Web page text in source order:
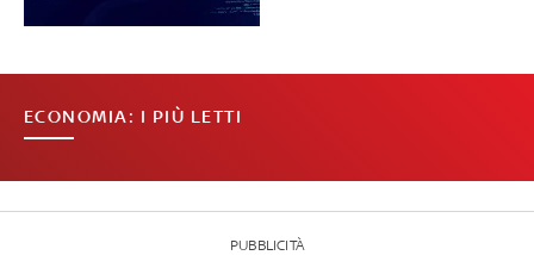
ECONOMIA: I PIÙ LETTI
PUBBLICITÀ